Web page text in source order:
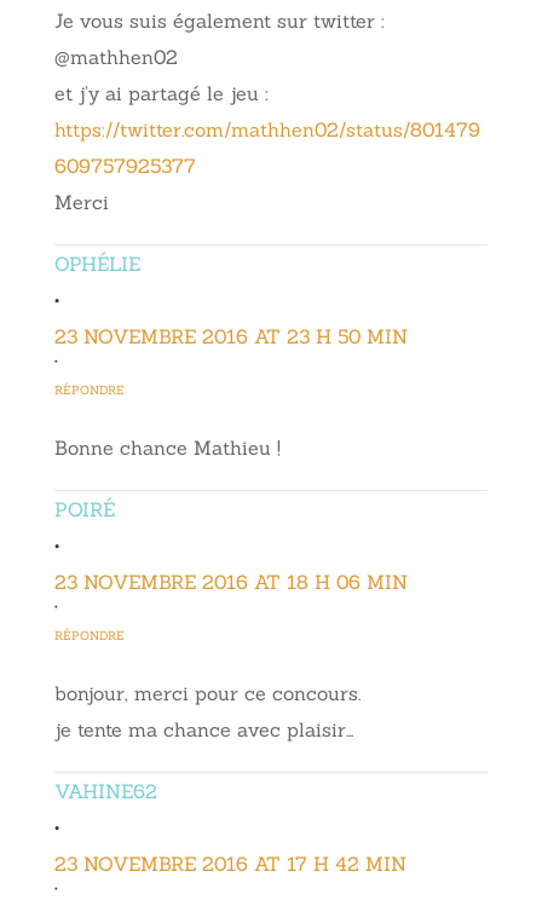
Je vous suis également sur twitter :
@mathhen02
et j’y ai partagé le jeu :
https://twitter.com/mathhen02/status/801479
609757925377
Merci
OPHÉLIE
•
23 NOVEMBRE 2016 AT 23 H 50 MIN
•
RÉPONDRE
Bonne chance Mathieu !
POIRÉ
•
23 NOVEMBRE 2016 AT 18 H 06 MIN
•
RÉPONDRE
bonjour, merci pour ce concours.
je tente ma chance avec plaisir…
VAHINE62
•
23 NOVEMBRE 2016 AT 17 H 42 MIN
•